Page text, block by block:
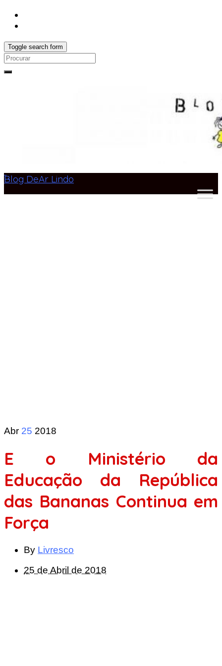
Toggle search form
Search
Blog DeAr Lindo
Abr 25 2018
E o Ministério da
Educação da República
das Bananas Continua em
Força
By Livresco
25 de Abril de 2018